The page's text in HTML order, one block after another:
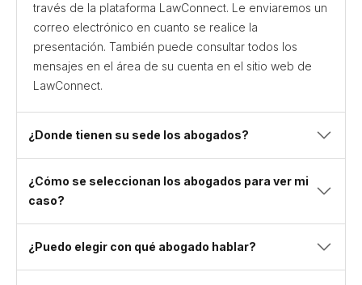
través de la plataforma LawConnect. Le enviaremos un
correo electrónico en cuanto se realice la
presentación. También puede consultar todos los
mensajes en el área de su cuenta en el sitio web de
LawConnect.
¿Donde tienen su sede los abogados?
¿Cómo se seleccionan los abogados para ver mi
caso?
¿Puedo elegir con qué abogado hablar?